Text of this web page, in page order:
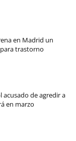
en Madrid un
trastorno
acusado de agredir a
en marzo